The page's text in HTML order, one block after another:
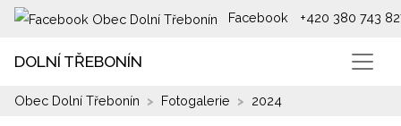
Facebook +420 380 743
DOLNÍ TŘEBONÍN
Obec Dolní Třebonín Fotogalerie 2024